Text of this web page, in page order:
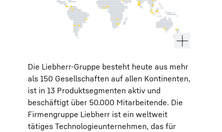
Die Liebherr-Gruppe besteht heute aus mehr
als 150 Gesellschaften auf allen Kontinenten,
ist in 13 Produktsegmenten aktiv und
beschäftigt über 50.000 Mitarbeitende. Die
Firmengruppe Liebherr ist ein weltweit
tätiges Technologieunternehmen, das für